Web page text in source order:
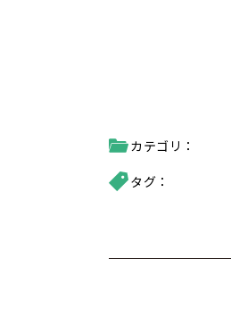
カテゴリ：
タグ：